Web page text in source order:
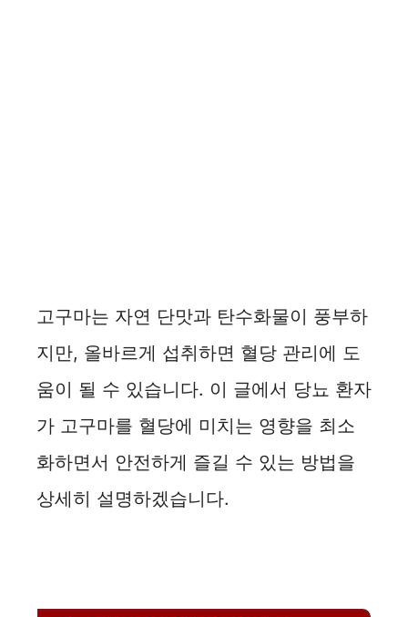
고구마는 자연 단맛과 탄수화물이 풍부하
지만, 올바르게 섭취하면 혈당 관리에 도
움이 될 수 있습니다. 이 글에서 당뇨 환자
가 고구마를 혈당에 미치는 영향을 최소
화하면서 안전하게 즐길 수 있는 방법을
상세히 설명하겠습니다.